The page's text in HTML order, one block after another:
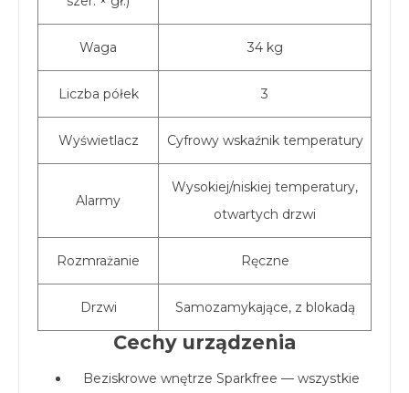
Waga 34 kg
Liczba półek 3
Wyświetlacz Cyfrowy wskaźnik temperatury
Alarmy
Wysokiej/niskiej temperatury,
otwartych drzwi
Rozmrażanie Ręczne
Drzwi Samozamykające, z blokadą
Cechy urządzenia
Beziskrowe wnętrze Sparkfree — wszystkie